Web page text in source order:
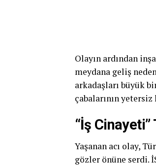
Olayın ardından
meydana geliş
arkadaşları büyük
çabalarının yetersiz
“İş
Yaşanan acı olay,
gözler önüne serdi.